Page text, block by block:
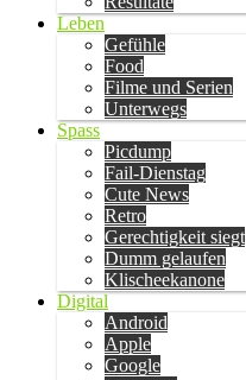
Leben
Gefühle
Food
Filme und Serien
Unterwegs
Spass
Picdump
Fail-Dienstag
Cute News
Retro
Gerechtigkeit siegt
Dumm gelaufen
Klischeekanone
Digital
Android
Apple
Google